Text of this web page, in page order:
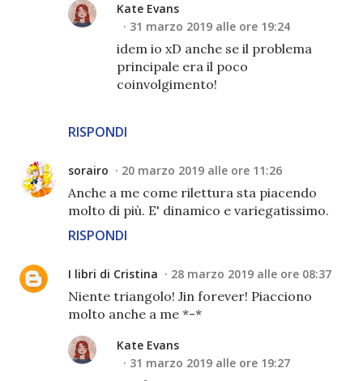
RISPONDI
Kate Evans
31 marzo 2019 alle ore 19:24
idem io xD anche se il problema
principale era il poco
coinvolgimento!
sorairo 20 marzo 2019 alle ore 11:26
Anche a me come rilettura sta piacendo
molto di più. E' dinamico e variegatissimo.
RISPONDI
I libri di Cristina 28 marzo 2019 alle ore 08:37
Niente triangolo! Jin forever! Piacciono
molto anche a me *-*
Kate Evans
31 marzo 2019 alle ore 19:27